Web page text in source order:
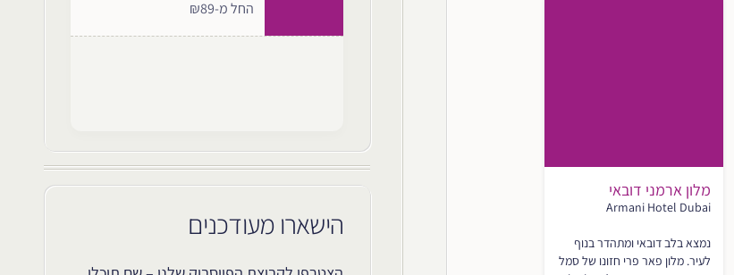
מלון ארמני דובאי
Armani Hotel Dubai
נמצא בלב דובאי ומתהדר בנוף
לעיר. מלון פאר פרי חזונו של סמל
החל מ-₪89
הישארו מעודכנים